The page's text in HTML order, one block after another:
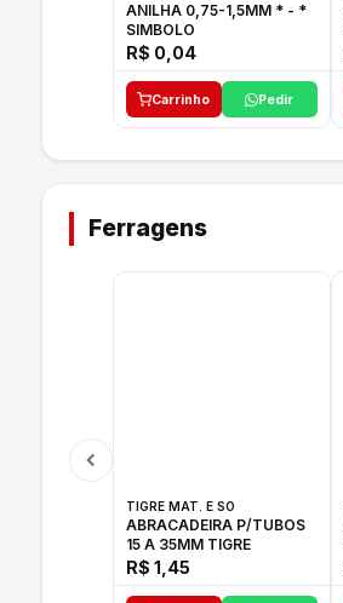
ANILHA 0,75-1,5MM * - *
SIMBOLO
R$ 0,04
Carrinho Pedir
Ferragens
TIGRE MAT. E SO
ABRACADEIRA P/TUBOS
15 A 35MM TIGRE
R$ 1,45